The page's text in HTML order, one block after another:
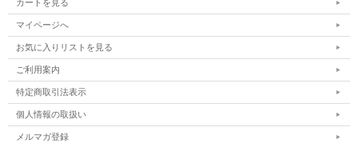
カートを見る
マイページへ
お気に入りリストを見る
ご利用案内
特定商取引法表示
個人情報の取扱い
メルマガ登録